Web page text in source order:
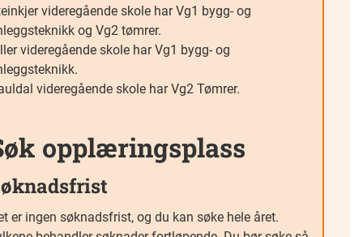
videregående skole har Vg1 bygg- og
og Vg2 tømrer.
videregående skole har Vg1 bygg- og
videregående skole har Vg2 Tømrer.
opplæringsplass
er ingen søknadsfrist, og du kan søke hele året.